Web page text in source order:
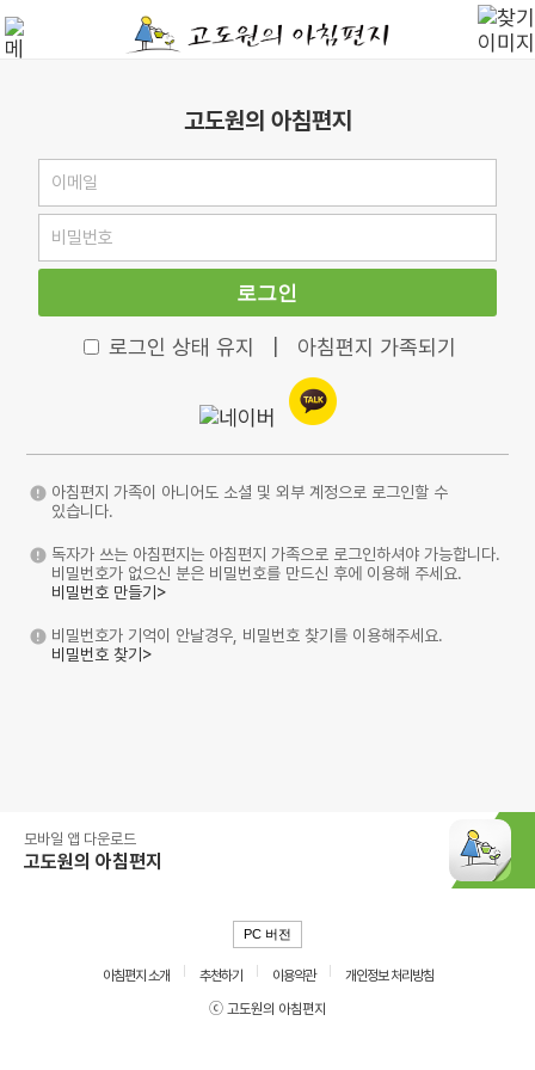
고도원의 아침편지
로그인
로그인 상태 유지 아침편지 가족되기
아침편지 가족이 아니어도 소셜 및 외부 계정으로 로그인할 수
있습니다.
독자가 쓰는 아침편지는 아침편지 가족으로 로그인하셔야 가능합니다.
비밀번호가 없으신 분은 비밀번호를 만드신 후에 이용해 주세요.
비밀번호 만들기>
비밀번호가 기억이 안날경우, 비밀번호 찾기를 이용해주세요.
비밀번호 찾기>
모바일 앱 다운로드
고도원의 아침편지
PC 버전
아침편지 소개 추천하기 이용약관
개인정보 처리방침
ⓒ 고도원의 아침편지